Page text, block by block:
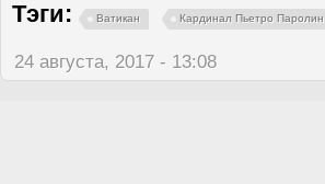
Тэги: Ватикан Кардинал Пьетро Паролин
24 августа, 2017 - 13:08